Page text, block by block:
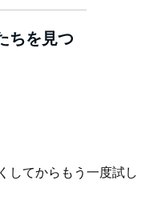
もアクセスしやすく、
ナ・カヤックスは、
パドラーの方に最適
、野生動物を観察した
を自分のペースで探索
ク、パドル、安全装備
ちを見つ
してからもう一度試し